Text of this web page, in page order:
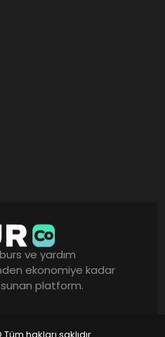
ve yardım
ekonomiye kadar
sunan platform.